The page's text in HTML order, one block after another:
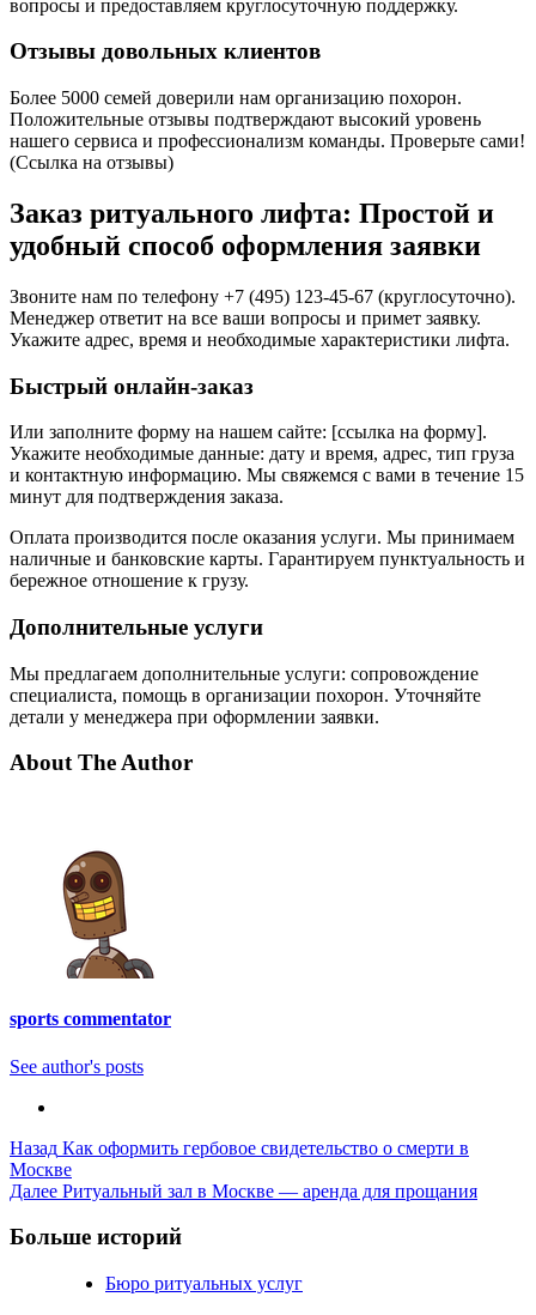
вопросы и предоставляем круглосуточную поддержку.
Отзывы довольных клиентов
Более 5000 семей доверили нам организацию похорон.
Положительные отзывы подтверждают высокий уровень
нашего сервиса и профессионализм команды. Проверьте сами!
(Ссылка на отзывы)
Заказ ритуального лифта: Простой и
удобный способ оформления заявки
Звоните нам по телефону +7 (495) 123-45-67 (круглосуточно).
Менеджер ответит на все ваши вопросы и примет заявку.
Укажите адрес, время и необходимые характеристики лифта.
Быстрый онлайн-заказ
Или заполните форму на нашем сайте: [ссылка на форму].
Укажите необходимые данные: дату и время, адрес, тип груза
и контактную информацию. Мы свяжемся с вами в течение 15
минут для подтверждения заказа.
Оплата производится после оказания услуги. Мы принимаем
наличные и банковские карты. Гарантируем пунктуальность и
бережное отношение к грузу.
Дополнительные услуги
Мы предлагаем дополнительные услуги: сопровождение
специалиста, помощь в организации похорон. Уточняйте
детали у менеджера при оформлении заявки.
About The Author
sports commentator
See author's posts
Post
Navigation
Назад Как оформить гербовое свидетельство о смерти в
Москве
Далее Ритуальный зал в Москве — аренда для прощания
Больше историй
Бюро ритуальных услуг